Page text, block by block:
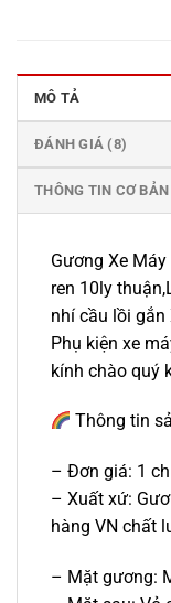
MÔ TẢ
ĐÁNH GIÁ (8)
THÔNG TIN CƠ BẢN
Gương Xe
ren 10ly
nhí cầu lồi gắn
Phụ kiện xe
kính chào quý
Thông tin
– Đơn giá: 1
– Xuất xứ:
hàng VN chất
– Mặt gương: